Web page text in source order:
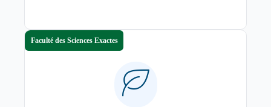
Faculté des Sciences Exactes